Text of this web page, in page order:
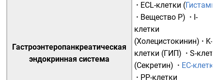
Гастроэнтеропанкреатическая
эндокринная система
· ECL-клетки (
· Вещество Р) · I-
клетки
(Холецистокинин) · K-
клетки (ГИП) · S-
(Секретин) · EC-
· PP-клетки